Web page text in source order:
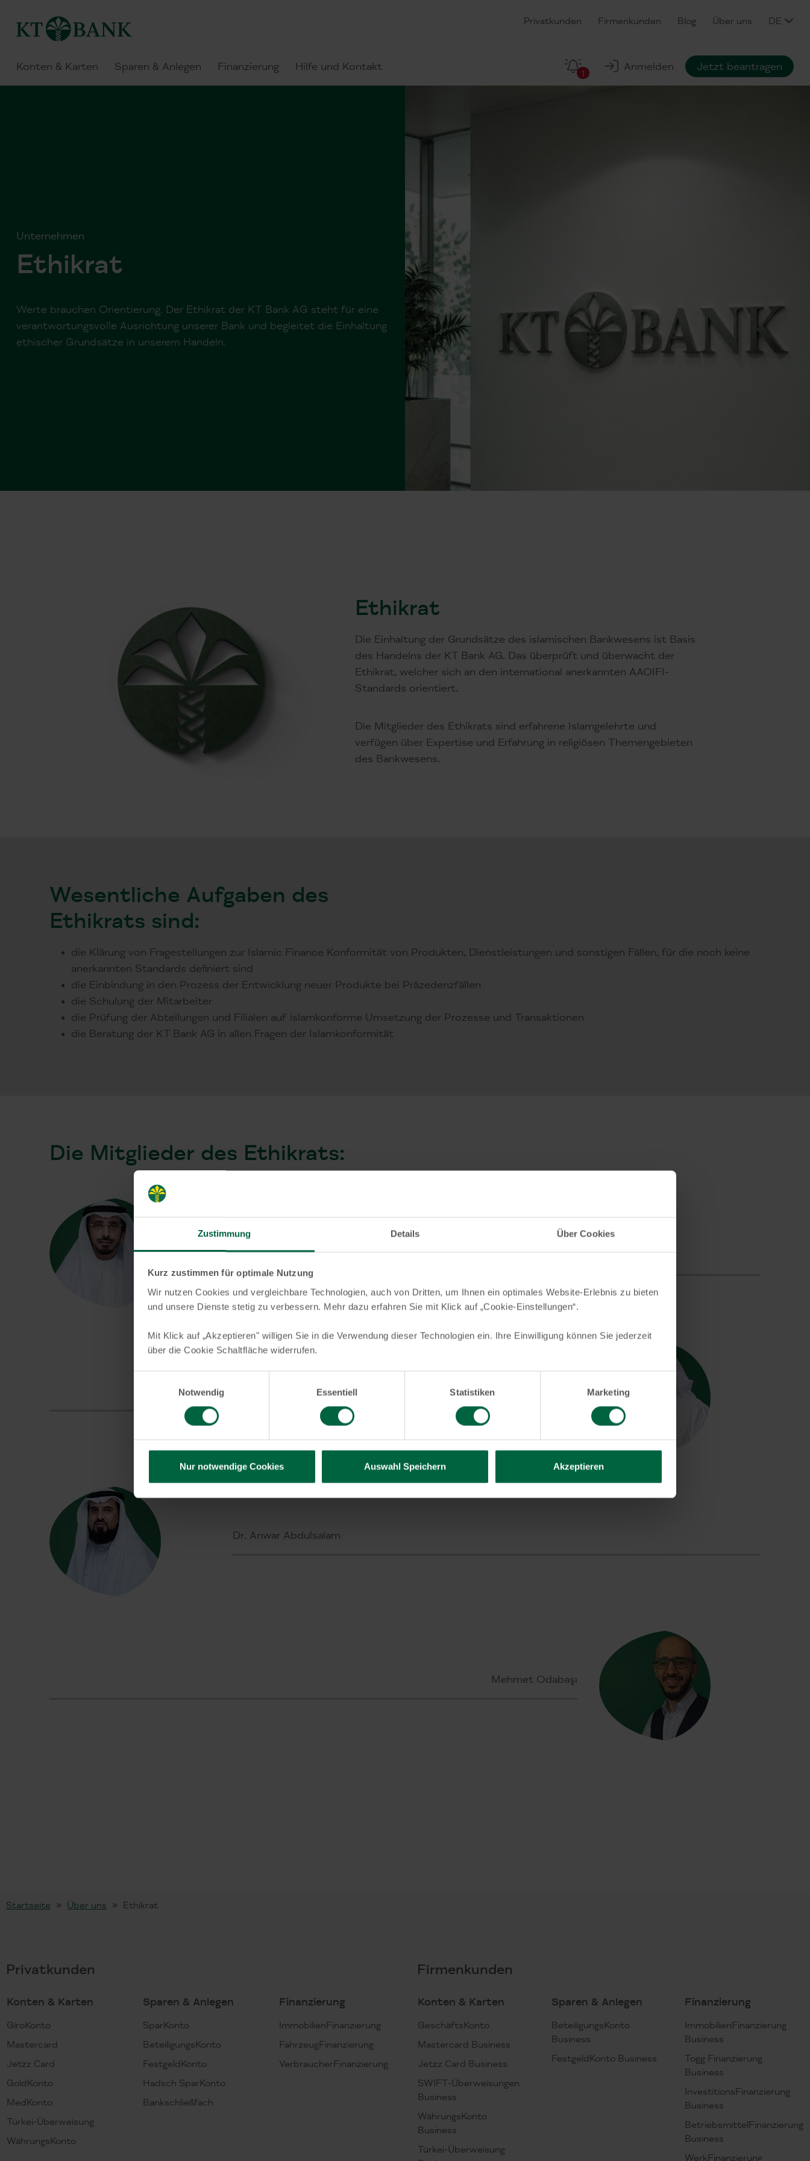
Zustimmung Details Über Cookies
Kurz zustimmen für optimale Nutzung
Wir nutzen Cookies und vergleichbare Technologien, auch von Dritten, um Ihnen ein optimales Website-Erlebnis zu bieten
und unsere Dienste stetig zu verbessern. Mehr dazu erfahren Sie mit Klick auf „Cookie-Einstellungen“.
Mit Klick auf „Akzeptieren" willigen Sie in die Verwendung dieser Technologien ein. Ihre Einwilligung können Sie jederzeit
über die Cookie Schaltfläche widerrufen.
Notwendig
Essentiell Statistiken Marketing
Nur notwendige Cookies Auswahl Speichern Akzeptieren
Privatkunden Firmenkunden Blog Über uns DE
Konten & Karten Sparen & Anlegen Finanzierung Hilfe und Kontakt
1
Anmelden Jetzt beantragen
Unternehmen
Ethikrat
Werte brauchen Orientierung. Der Ethikrat der KT Bank AG steht für eine
verantwortungsvolle Ausrichtung unserer Bank und begleitet die Einhaltung
ethischer Grundsätze in unserem Handeln.
Ethikrat
Die Einhaltung der Grundsätze des islamischen Bankwesens ist Basis
des Handelns der KT Bank AG. Das überprüft und überwacht der
Ethikrat, welcher sich an den international anerkannten AAOIFI-
Standards orientiert.
Die Mitglieder des Ethikrats sind erfahrene Islamgelehrte und
verfügen über Expertise und Erfahrung in religiösen Themengebieten
des Bankwesens.
Wesentliche Aufgaben des
Ethikrats sind:
die Klärung von Fragestellungen zur Islamic Finance Konformität von Produkten, Dienstleistungen und sonstigen Fällen, für die noch keine
anerkannten Standards definiert sind
die Einbindung in den Prozess der Entwicklung neuer Produkte bei Präzedenzfällen
die Schulung der Mitarbeiter
die Prüfung der Abteilungen und Filialen auf islamkonforme Umsetzung der Prozesse und Transaktionen
die Beratung der KT Bank AG in allen Fragen der Islamkonformität
Die Mitglieder des Ethikrats:
Vorsitzender:
Dr. Sayyed Mohammad Al-Sayyed
Abdul Razzaq Al-Tabtaba’e
Dr. Mubarak Al-Harbi
Dr. Anwar Abdulsalam
Mehmet Odabaşı
Startseite Über uns Ethikrat
Privatkunden
Konten & Karten
GiroKonto
Mastercard
Jetzz Card
GoldKonto
MedKonto
Türkei-Überweisung
WährungsKonto
Sparen & Anlegen
SparKonto
BeteiligungsKonto
FestgeldKonto
Hadsch SparKonto
Bankschließfach
Finanzierung
ImmobilienFinanzierung
FahrzeugFinanzierung
VerbraucherFinanzierung
Firmenkunden
Konten & Karten
GeschäftsKonto
Mastercard Business
Jetzz Card Business
SWIFT-Überweisungen
Business
WährungsKonto
Business
Türkei-Überweisung
Sparen & Anlegen
BeteiligungsKonto
Business
FestgeldKonto Business
Finanzierung
ImmobilienFinanzierung
Business
Togg Finanzierung
Business
InvestitionsFinanzierung
Business
BetriebsmittelFinanzierung
Business
WerkFinanzierung